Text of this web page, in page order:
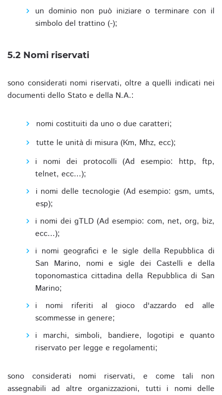
un dominio non può iniziare o terminare con il
simbolo del trattino (-);
5.2 Nomi riservati
sono considerati nomi riservati, oltre a quelli indicati nei
documenti dello Stato e della N.A.:
nomi costituiti da uno o due caratteri;
tutte le unità di misura (Km, Mhz, ecc);
i nomi dei protocolli (Ad esempio: http, ftp,
telnet, ecc...);
i nomi delle tecnologie (Ad esempio: gsm, umts,
esp);
i nomi dei gTLD (Ad esempio: com, net, org, biz,
ecc...);
i nomi geografici e le sigle della Repubblica di
San Marino, nomi e sigle dei Castelli e della
toponomastica cittadina della Repubblica di San
Marino;
i nomi riferiti al gioco d'azzardo ed alle
scommesse in genere;
i marchi, simboli, bandiere, logotipi e quanto
riservato per legge e regolamenti;
sono considerati nomi riservati, e come tali non
assegnabili ad altre organizzazioni, tutti i nomi delle